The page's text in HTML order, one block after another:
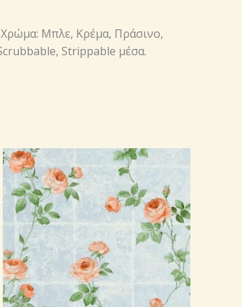
Μπλε, Κρέμα, Πράσινο,
Strippable μέσα.